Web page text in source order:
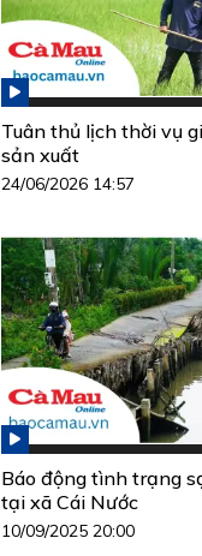
Tuân thủ lịch thời vụ
sản xuất
24/06/2026 14:57
Báo động tình trạng
tại xã Cái Nước
10/09/2025 20:00